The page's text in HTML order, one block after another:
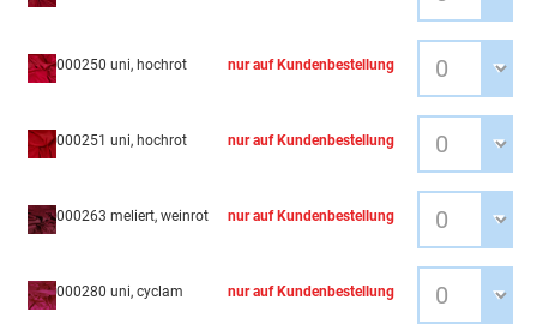
000250 uni, hochrot nur auf Kundenbestellung
000251 uni, hochrot nur auf Kundenbestellung
000263 meliert, weinrot nur auf Kundenbestellung
000280 uni, cyclam nur auf Kundenbestellung